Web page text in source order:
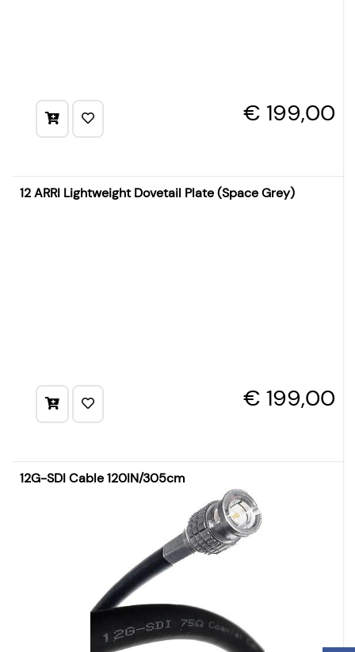
€ 199,00
12 ARRI Lightweight Dovetail Plate (Space Grey)
€ 199,00
12G-SDI Cable 120IN/305cm